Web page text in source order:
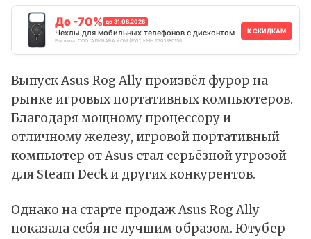
До -70% до 31.08.2026
Чехлы для мобильных телефонов с дисконтом
Реклама. ООО "АЛИБАБА.КОМ (РУ)", ИНН 7703380158
К СКИДКАМ
Выпуск Asus Rog Ally произвёл фурор на
рынке игровых портативных компьютеров.
Благодаря мощному процессору и
отличному железу, игровой портативный
компьютер от Asus стал серьёзной угрозой
для Steam Deck и других конкурентов.
Однако на старте продаж Asus Rog Ally
показала себя не лучшим образом. Ютубер